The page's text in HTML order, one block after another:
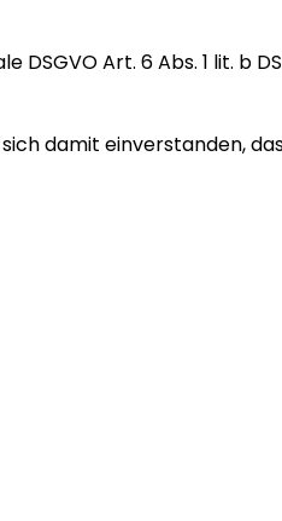
Art. 6 Abs. 1 lit. b
damit einverstanden,